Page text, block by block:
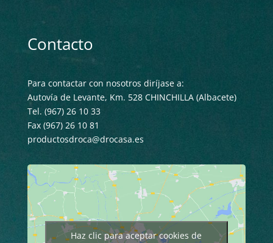
Contacto
Para contactar con nosotros diríjase a:
Autovía de Levante, Km. 528 CHINCHILLA (Albacete)
Tel. (967) 26 10 33
Fax (967) 26 10 81
productosdroca@drocasa.es
Haz clic para aceptar cookies de